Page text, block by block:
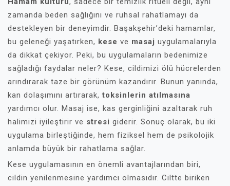
zamanda beden sağlığını ve ruhsal rahatlamayı da
destekleyen bir deneyimdir. Başakşehir’deki hamamlar,
bu geleneği yaşatırken, kese ve masaj uygulamalarıyla
da dikkat çekiyor. Peki, bu uygulamaların bedenimize
sağladığı faydalar neler? Kese, cildimizi ölü hücrelerden
arındırarak taze bir görünüm kazandırır. Bunun yanında,
kan dolaşımını artırarak,toksinlerin atılmasına
yardımcı olur. Masaj ise, kas gerginliğini azaltarak ruh
halimizi iyileştirir ve stresi giderir. Sonuç olarak, bu iki
uygulama birleştiğinde, hem fiziksel hem de psikolojik
anlamda büyük bir rahatlama sağlar.
Kese uygulamasının en önemli avantajlarından biri,
cildin yenilenmesine yardımcı olmasıdır. Ciltte biriken